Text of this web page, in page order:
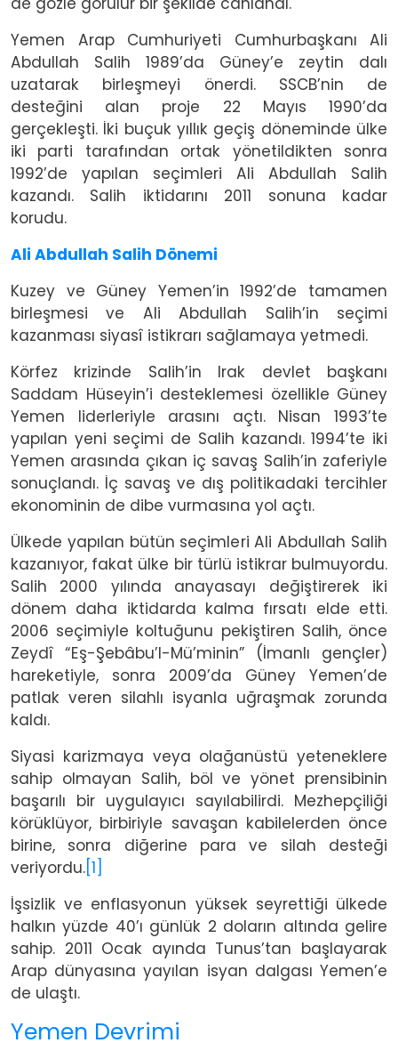
Yemen Arap Cumhuriyeti Cumhurbaşkanı Ali
Abdullah Salih 1989’da Güney’e zeytin dalı
uzatarak birleşmeyi önerdi. SSCB’nin de
desteğini alan proje 22 Mayıs 1990’da
gerçekleşti. İki buçuk yıllık geçiş döneminde ülke
iki parti tarafından ortak yönetildikten sonra
1992’de yapılan seçimleri Ali Abdullah Salih
kazandı. Salih iktidarını 2011 sonuna kadar
korudu.
Ali Abdullah Salih Dönemi
Kuzey ve Güney Yemen’in 1992’de tamamen
birleşmesi ve Ali Abdullah Salih’in seçimi
kazanması siyasî istikrarı sağlamaya yetmedi.
Körfez krizinde Salih’in Irak devlet başkanı
Saddam Hüseyin’i desteklemesi özellikle Güney
Yemen liderleriyle arasını açtı. Nisan 1993’te
yapılan yeni seçimi de Salih kazandı. 1994’te iki
Yemen arasında çıkan iç savaş Salih’in zaferiyle
sonuçlandı. İç savaş ve dış politikadaki tercihler
ekonominin de dibe vurmasına yol açtı.
Ülkede yapılan bütün seçimleri Ali Abdullah Salih
kazanıyor, fakat ülke bir türlü istikrar bulmuyordu.
Salih 2000 yılında anayasayı değiştirerek iki
dönem daha iktidarda kalma fırsatı elde etti.
2006 seçimiyle koltuğunu pekiştiren Salih, önce
Zeydî “Eş-Şebâbu’l-Mü’minin” (İmanlı gençler)
hareketiyle, sonra 2009’da Güney Yemen’de
patlak veren silahlı isyanla uğraşmak zorunda
kaldı.
Siyasi karizmaya veya olağanüstü yeteneklere
sahip olmayan Salih, böl ve yönet prensibinin
başarılı bir uygulayıcı sayılabilirdi. Mezhepçiliği
körüklüyor, birbiriyle savaşan kabilelerden önce
birine, sonra diğerine para ve silah desteği
veriyordu. [1]
İşsizlik ve enflasyonun yüksek seyrettiği ülkede
halkın yüzde 40’ı günlük 2 doların altında gelire
sahip. 2011 Ocak ayında Tunus’tan başlayarak
Arap dünyasına yayılan isyan dalgası Yemen’e
de ulaştı.
Yemen Devrimi